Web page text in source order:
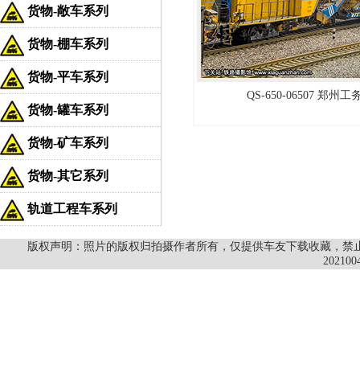
货物-敞车系列
货物-棚车系列
货物-平车系列
货物-罐车系列
货物-矿车系列
货物-其它系列
轨道工程车系列
QS-650-06507 郑州工
版权声明：照片的版权归拍摄作者所有，仅提供车友下载收藏，